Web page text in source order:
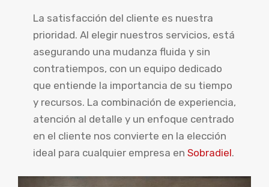
La satisfacción del cliente es nuestra
prioridad. Al elegir nuestros servicios, está
asegurando una mudanza fluida y sin
contratiempos, con un equipo dedicado
que entiende la importancia de su tiempo
y recursos. La combinación de experiencia,
atención al detalle y un enfoque centrado
en el cliente nos convierte en la elección
ideal para cualquier empresa en Sobradiel.